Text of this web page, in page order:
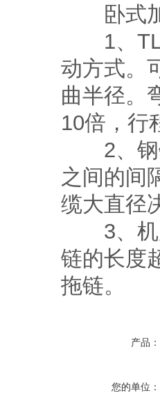
卧式加
1、TLG
动方式。
曲半径。
10倍，行
2、钢铝
之间的间
缆大直径
3、机床
链的长度
拖链。
产品：
您的单位：